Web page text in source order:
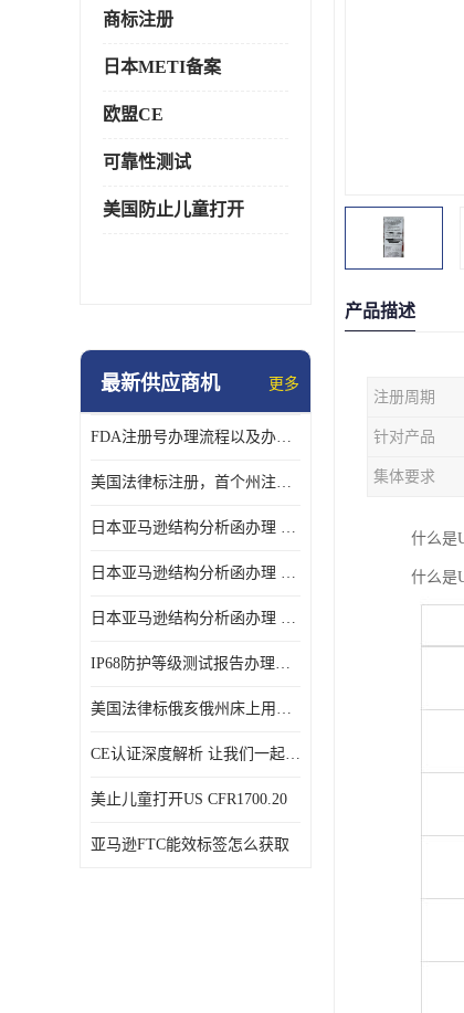
商标注册
日本METI备案
欧盟CE
可靠性测试
美国防止儿童打开
最新供应商机 更多
FDA注册号办理流程以及办理周期是多久
美国法律标注册，首个州注册该如何选择
日本亚马逊结构分析函办理 日本亚马逊 电饭煲
日本亚马逊结构分析函办理 日本亚马逊 热水壶等；
日本亚马逊结构分析函办理 日本亚马逊 果汁搅拌机
IP68防护等级测试报告办理标准要求
美国法律标俄亥俄州床上用品许可证讲解！
CE认证深度解析 让我们一起来认识CE认证
美止儿童打开US CFR1700.20
亚马逊FTC能效标签怎么获取
产品描述
注册周期
针对产品
集体要求
什么是
什么是